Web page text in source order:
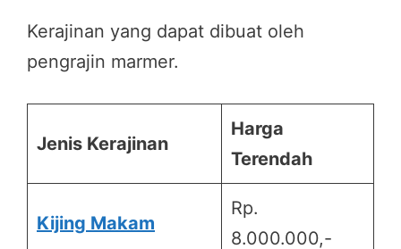
Kerajinan yang dapat dibuat oleh
pengrajin marmer.
Jenis Kerajinan
Harga
Terendah
Kijing Makam
Rp.
8.000.000,-